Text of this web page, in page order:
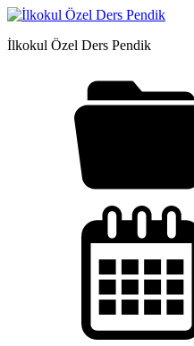
İlkokul Özel Ders Pendik